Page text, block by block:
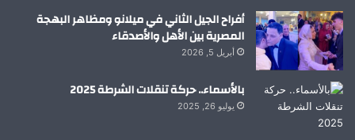
أفراح الجيل الثاني في ميلانو ومظاهر البهجة
المصرية بين الأهل والأصدقاء
أبريل 5, 2026
بالأسماء.. حركة تنقلات الشرطة 2025
يوليو 26, 2025